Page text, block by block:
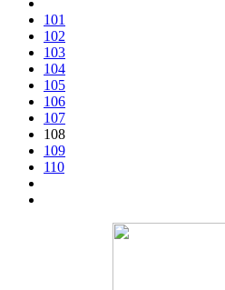
101
102
103
104
105
106
107
108
109
110